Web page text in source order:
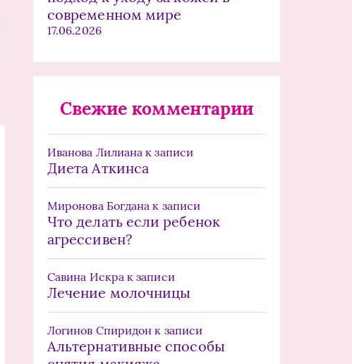
современном мире
17.06.2026
Свежие комментарии
Иванова Лилиана к записи
Диета Аткинса
Миронова Богдана к записи
Что делать если ребенок
агрессивен?
Савина Искрак записи
Лечение молочницы
Логинов Спиридон к записи
Альтернативные способы